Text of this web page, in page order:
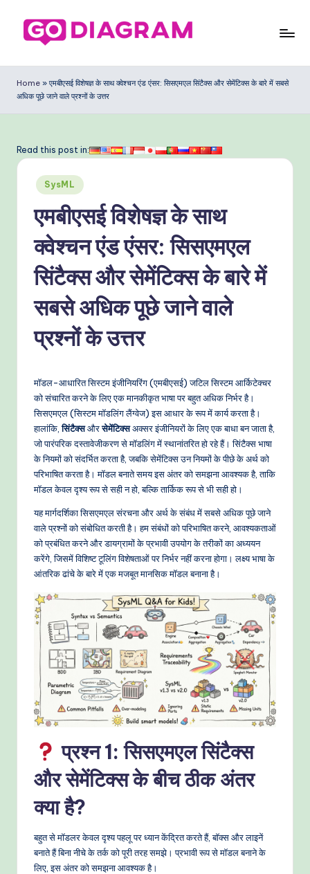
o
D
g
ra
m
In
di
-
P
o
e
A
W
o
fl
&
M
rn
T
Home » एमबीएसई विशेषज्ञ के साथ क्वेश्चन एंड एंसर: सिसएमएल सिंटैक्स और सेमेंटिक्स के बारे में सबसे
अधिक पूछे जाने वाले प्रश्नों के उत्तर
Read this post in:
Posted
in
SysML
एमबीएसई विशेषज्ञ के साथ
क्वेश्चन एंड एंसर: सिसएमएल
सिंटैक्स और सेमेंटिक्स के बारे में
सबसे अधिक पूछे जाने वाले
प्रश्नों के उत्तर
मॉडल-आधारित सिस्टम इंजीनियरिंग (एमबीएसई) जटिल सिस्टम आर्किटेक्चर
को संचारित करने के लिए एक मानकीकृत भाषा पर बहुत अधिक निर्भर है।
सिसएमएल (सिस्टम मॉडलिंग लैंग्वेज) इस आधार के रूप में कार्य करता है।
हालांकि,सिंटैक्सऔरसेमेंटिक्सअक्सर इंजीनियरों के लिए एक बाधा बन जाता है,
जो पारंपरिक दस्तावेजीकरण से मॉडलिंग में स्थानांतरित हो रहे हैं। सिंटैक्स भाषा
के नियमों को संदर्भित करता है, जबकि सेमेंटिक्स उन नियमों के पीछे के अर्थ को
परिभाषित करता है। मॉडल बनाते समय इस अंतर को समझना आवश्यक है, ताकि
मॉडल केवल दृश्य रूप से सही न हो, बल्कि तार्किक रूप से भी सही हो।
यह मार्गदर्शिका सिसएमएल संरचना और अर्थ के संबंध में सबसे अधिक पूछे जाने
वाले प्रश्नों को संबोधित करती है। हम संबंधों को परिभाषित करने, आवश्यकताओं
को प्रबंधित करने और डायग्रामों के प्रभावी उपयोग के तरीकों का अध्ययन
करेंगे, जिसमें विशिष्ट टूलिंग विशेषताओं पर निर्भर नहीं करना होगा। लक्ष्य भाषा के
आंतरिक ढांचे के बारे में एक मजबूत मानसिक मॉडल बनाना है।
प्रश्न 1: सिसएमएल सिंटैक्स
और सेमेंटिक्स के बीच ठीक अंतर
क्या है?
बहुत से मॉडलर केवल दृश्य पहलू पर ध्यान केंद्रित करते हैं, बॉक्स और लाइनें
बनाते हैं बिना नीचे के तर्क को पूरी तरह समझे। प्रभावी रूप से मॉडल बनाने के
लिए, इस अंतर को समझना आवश्यक है।